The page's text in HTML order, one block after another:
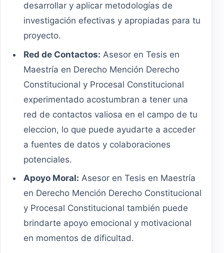
desarrollar y aplicar metodologías de
investigación efectivas y apropiadas para tu
proyecto.
Red de Contactos: Asesor en Tesis en
Maestría en Derecho Mención Derecho
Constitucional y Procesal Constitucional
experimentado acostumbran a tener una
red de contactos valiosa en el campo de tu
eleccion, lo que puede ayudarte a acceder
a fuentes de datos y colaboraciones
potenciales.
Apoyo Moral: Asesor en Tesis en Maestría
en Derecho Mención Derecho Constitucional
y Procesal Constitucional también puede
brindarte apoyo emocional y motivacional
en momentos de dificultad.